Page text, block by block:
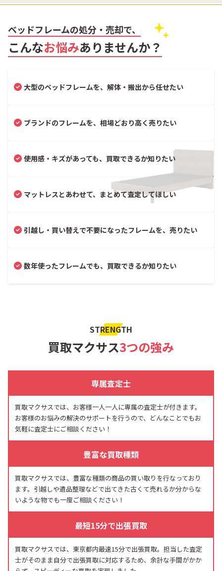
ベッドフレームの処分・売却で、
こんなお悩みありませんか？
大型のベッドフレームを、解体・搬出から任せたい
ブランドのフレームを、相場どおり高く売りたい
使用感・キズがあっても、買取できるか知りたい
マットレスとあわせて、まとめて査定してほしい
引越し・買い替えで不要になったフレームを、売りたい
数年使ったフレームでも、買取できるか知りたい
STRENGTH
買取マクサス3つの強み
専属査定士
買取マクサスでは、お客様一人一人に専属の査定士が付きます。
お客様のお悩みの解決のサポートを行うので、どんなことでもお
気軽に査定士にご相談ください！
豊富な買取種類
買取マクサスでは、豊富な種類の商品の買い取りを行なっており
ます。引越しや遺品整理などで出てきた古くて売れるか分からな
いような物でも一度ご相談ください！
最短15分で出張買取
買取マクサスでは、東京都内最速15分で出張買取。担当した査定
士がそのまま自分で出張買取に対応するため、余計な手間がかか